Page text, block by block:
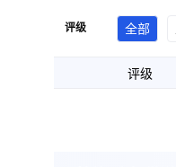
评级 全部
评级